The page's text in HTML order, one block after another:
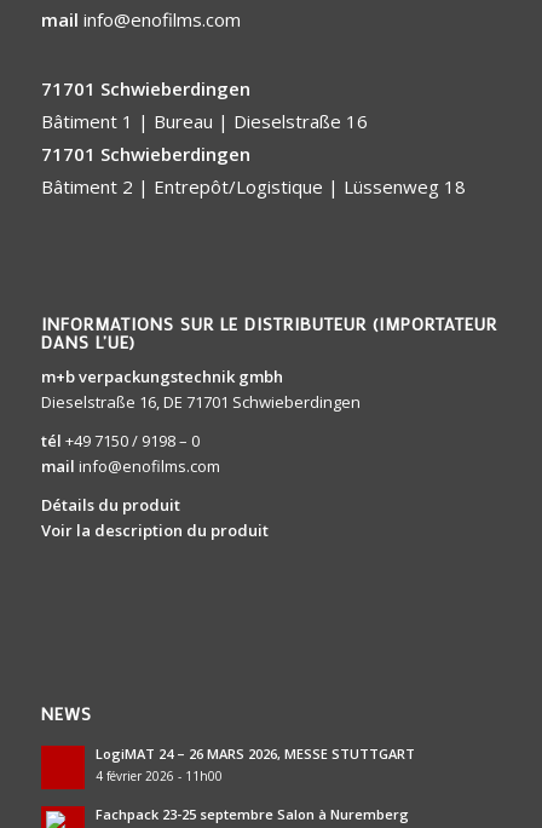
mail info@enofilms.com
71701 Schwieberdingen
Bâtiment 1 | Bureau | Dieselstraße 16
71701 Schwieberdingen
Bâtiment 2 | Entrepôt/Logistique | Lüssenweg 18
INFORMATIONS SUR LE DISTRIBUTEUR (IMPORTATEUR
DANS L’UE)
m+b verpackungstechnik gmbh
Dieselstraße 16, DE 71701 Schwieberdingen
tél +49 7150 / 9198 – 0
mail info@enofilms.com
Détails du produit
Voir la description du produit
NEWS
LogiMAT 24 – 26 MARS 2026, MESSE STUTTGART
4 février 2026 - 11h00
Fachpack 23-25 septembre Salon à Nuremberg